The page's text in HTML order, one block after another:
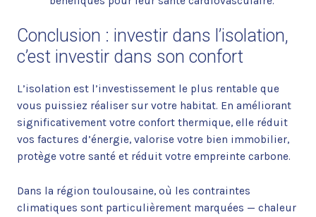
Conclusion : investir dans l’isolation,
c’est investir dans son confort
L’isolation est l’investissement le plus rentable que
vous puissiez réaliser sur votre habitat. En améliorant
significativement votre confort thermique, elle réduit
vos factures d’énergie, valorise votre bien immobilier,
protège votre santé et réduit votre empreinte carbone.
Dans la région toulousaine, où les contraintes
climatiques sont particulièrement marquées — chaleur